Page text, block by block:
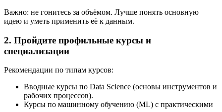
Важно: не гонитесь за объёмом. Лучше понять основную
идею и уметь применить её к данным.
2. Пройдите профильные курсы и
специализации
Рекомендации по типам курсов:
Вводные курсы по Data Science (основы инструментов и
рабочих процессов).
Курсы по машинному обучению (ML) с практическими